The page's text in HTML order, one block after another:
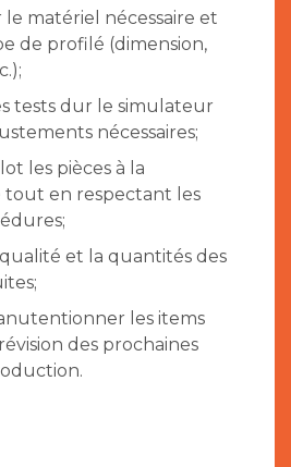
matériel nécessaire et
de profilé (dimension,
tests dur le simulateur
nécessaires;
les pièces à la
tout en respectant les
et la quantités des
les items
des prochaines